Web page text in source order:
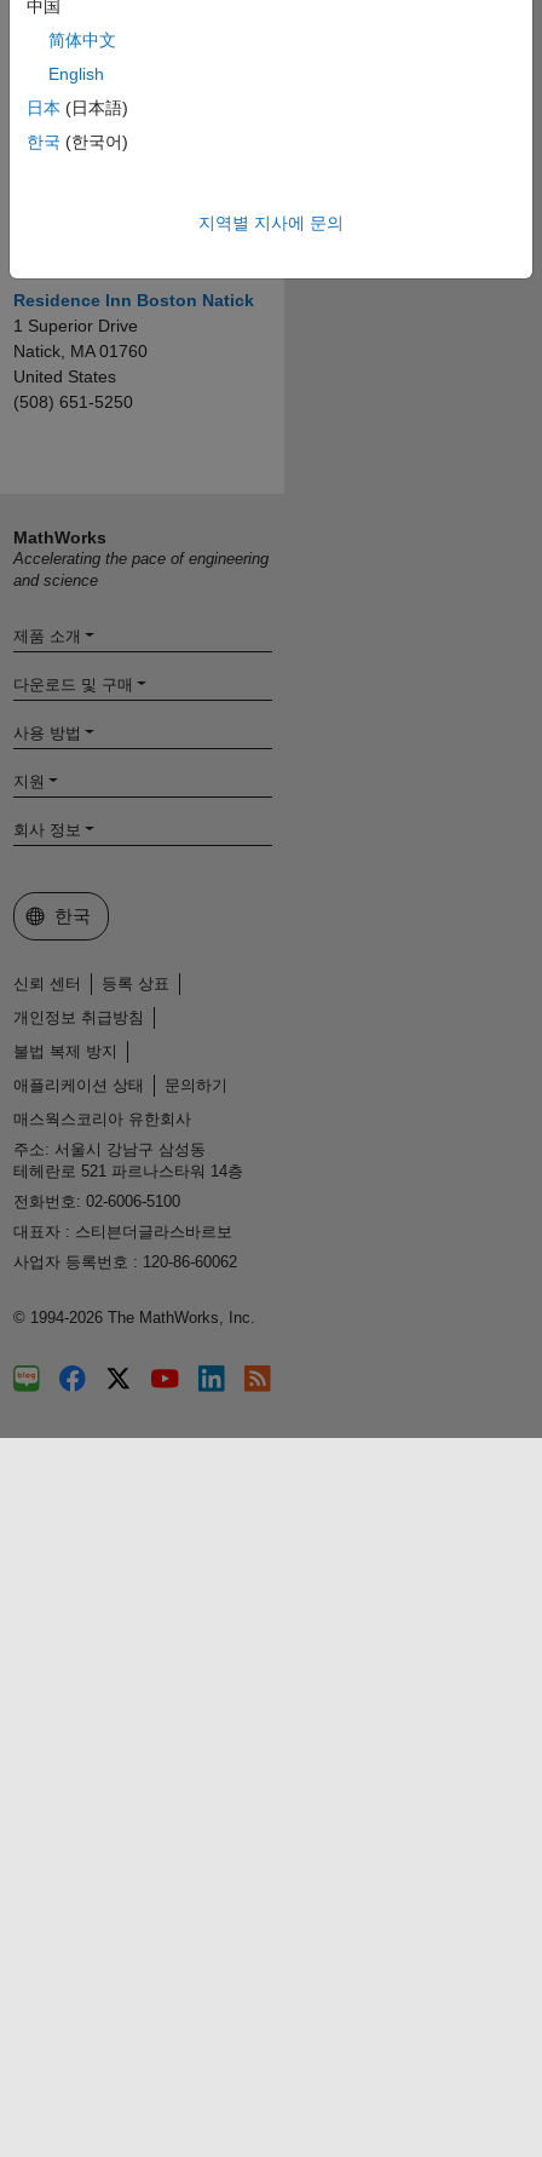
The Marriott Courtyard Natick-
Boston
342 Speen Street
Natick, MA 01760
United States
(508) 653-6100
MathWorks discounted rate at
Residence Inn Boston Natick
1 Superior Drive
Natick, MA 01760
United States
(508) 651-5250
中国
简体中文
English
日本 (日本語)
한국 (한국어)
지역별 지사에 문의
MathWorks
Accelerating the pace of engineering
and science
제품 소개
다운로드 및 구매
사용 방법
지원
회사 정보
웹사이트 선택
한국
신뢰 센터
등록 상표
개인정보 취급방침
불법 복제 방지
애플리케이션 상태
문의하기
매스웍스코리아 유한회사
주소: 서울시 강남구 삼성동
테헤란로 521 파르나스타워 14층
전화번호: 02-6006-5100
대표자 : 스티븐더글라스바르보
사업자 등록번호 : 120-86-60062
© 1994-2026 The MathWorks, Inc.